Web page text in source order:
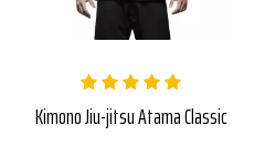
Kimono Jiu-jitsu Atama Classic